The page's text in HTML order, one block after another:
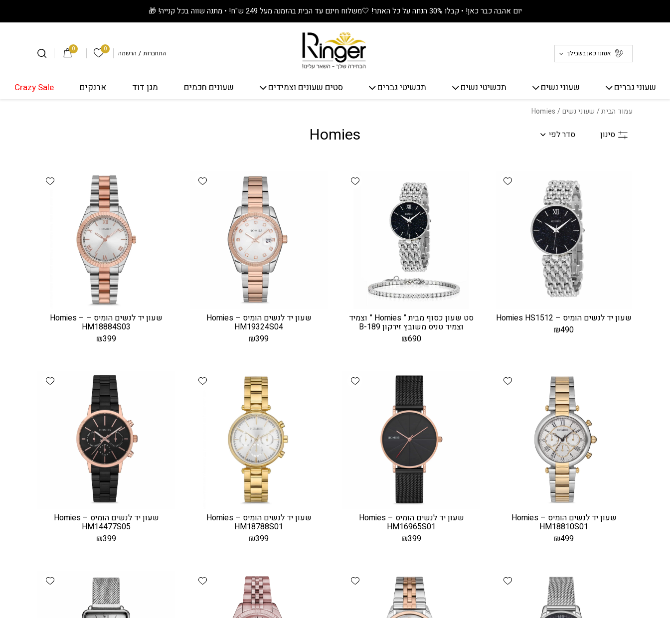
יום אהבה כבר כאן! • קבלו 30% הנחה על כל האתר! 🤍 משלוח חינם עד הבית בהזמנה מעל 249 ש"ח! • מתנה שווה בכל קנייה! 🎁
אנחנו כאן בשבילך 0 0 הרשימה שלי התחברות / הרשמה
שעוני גברים שעוני נשים תכשיטי נשים תכשיטי גברים סטים שעונים וצמידים שעונים חכמים מגן דוד ארנקים Crazy Sale
עמוד הבית/ שעוני נשים/ Homies
Homies סינון סדר לפי
Add wishlist
שעון יד לנשים הומיס – Homies HS1512
₪490
Add wishlist
סט שעון כסוף מבית ” Homies ” וצמיד
וצמיד טניס משובץ זירקון B-189
₪690
Add wishlist
שעון יד לנשים הומיס – Homies
HM19324S04
₪399
Add wishlist
שעון יד לנשים הומיס – Homies –
HM18884S03
₪399
Add wishlist
שעון יד לנשים הומיס – Homies
HM18810S01
₪499
Add wishlist
שעון יד לנשים הומיס – Homies
HM16965S01
₪399
Add wishlist
שעון יד לנשים הומיס – Homies
HM18788S01
₪399
Add wishlist
שעון יד לנשים הומיס – Homies
HM14477S05
₪399
Add wishlist
Add wishlist
Add wishlist
Add wishlist